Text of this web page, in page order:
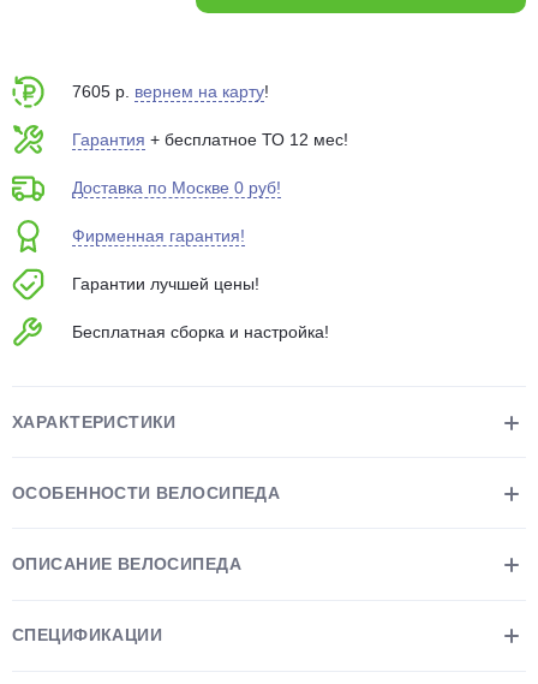
7605 р. вернем на карту!
Гарантия + бесплатное ТО 12 мес!
Доставка по Москве 0 руб!
Фирменная гарантия!
Гарантии лучшей цены!
Бесплатная сборка и настройка!
ХАРАКТЕРИСТИКИ
ОСОБЕННОСТИ ВЕЛОСИПЕДА
ОПИСАНИЕ ВЕЛОСИПЕДА
СПЕЦИФИКАЦИИ
75% будут
Подробнее
Остались вопросы?